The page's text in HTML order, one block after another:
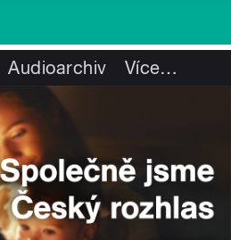
Audioarchiv Více…